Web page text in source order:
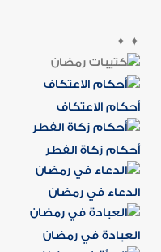
✦
✦
أحكام الاعتكاف
أحكام زكاة الفطر
الدعاء في رمضان
العبادة في رمضان